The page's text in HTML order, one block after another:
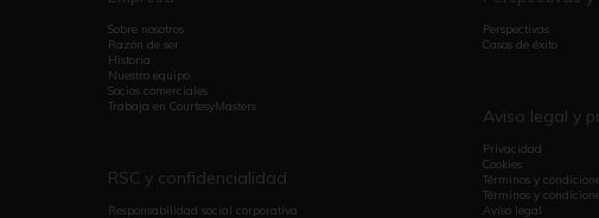
Sobre nosotros
Razón de ser
Historia
Nuestro equipo
Socios comerciales
Trabaja en CourtesyMasters
RSC y confidencialidad
Responsabilidad social corporativa
Perspectivas
Casos de éxito
Aviso legal y
Privacidad
Cookies
Términos y
Términos y
Aviso legal